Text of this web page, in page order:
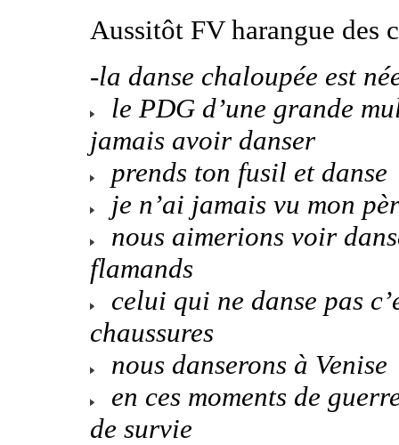
Aussitôt FV harangue des
-la danse chaloupée est
le PDG d’une grande
jamais avoir danser
prends ton fusil et danse
je n’ai jamais vu mon
nous aimerions voir
flamands
celui qui ne danse pas
chaussures
nous danserons à Venise
en ces moments de
de survie